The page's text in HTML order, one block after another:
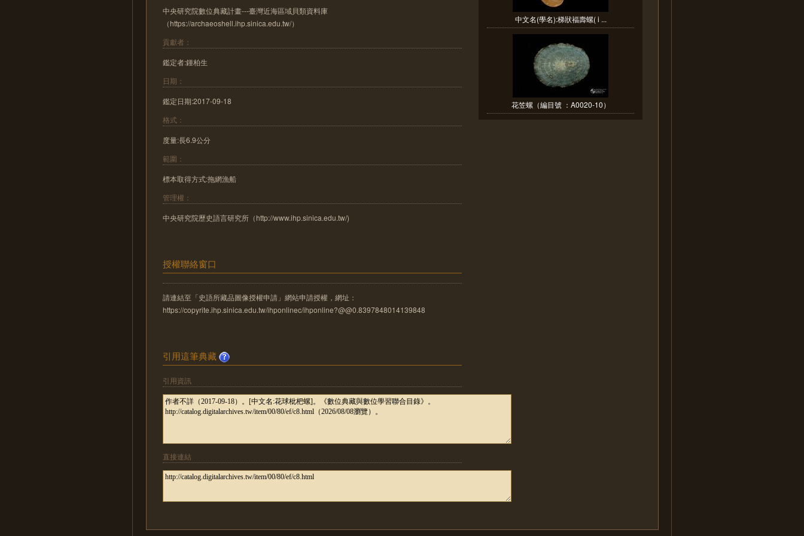
中央研究院數位典藏計畫---臺灣近海區域貝類資料庫
（https://archaeoshell.ihp.sinica.edu.tw/）
貢獻者：
鑑定者:鍾柏生
日期：
鑑定日期:2017-09-18
格式：
度量:長6.9公分
範圍：
標本取得方式:拖網漁船
管理權：
中央研究院歷史語言研究所（http://www.ihp.sinica.edu.tw/)
授權聯絡窗口
請連結至「史語所藏品圖像授權申請」網站申請授權，網址：
https://copyrite.ihp.sinica.edu.tw/ihponlinec/ihponline?@@0.8397848014139848
引用這筆典藏
引用資訊
直接連結
中文名(學名):梯狀福壽螺( i ...
花笠螺（編目號 ：A0020-10）